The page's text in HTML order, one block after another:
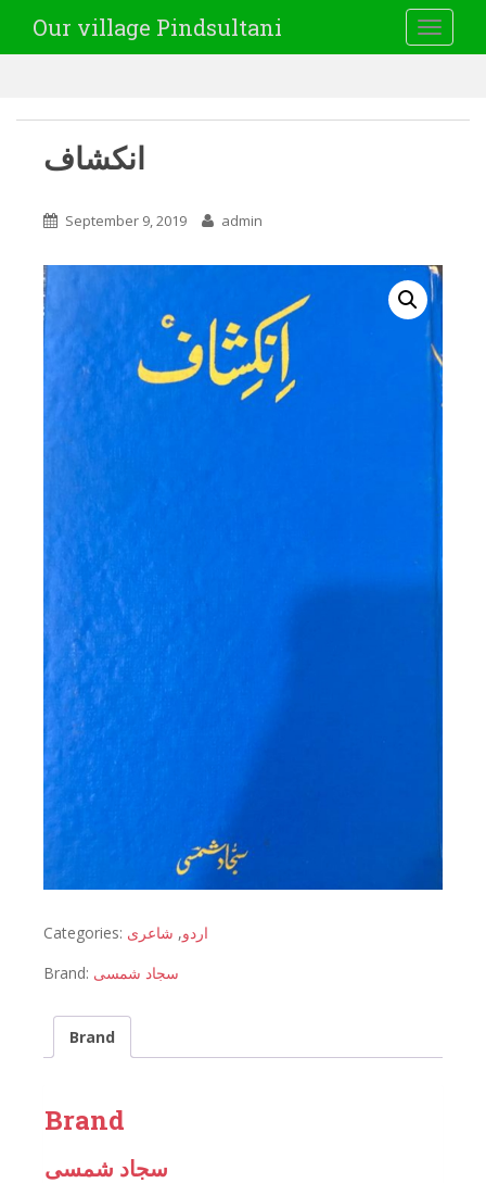
Our village Pindsultani
انکشاف
September 9, 2019 admin
Categories: اردو, شاعری
Brand: سجاد شمسی
Brand
Brand
سجاد شمسی